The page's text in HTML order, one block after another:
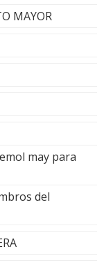
MAYOR
may para
del